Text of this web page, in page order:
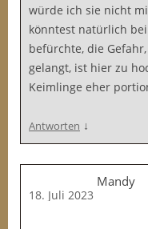
würde ich sie nicht
könntest natürlich
befürchte, die
gelangt, ist hier zu
Keimlinge eher
Antworten ↓
Mandy
18. Juli 2023